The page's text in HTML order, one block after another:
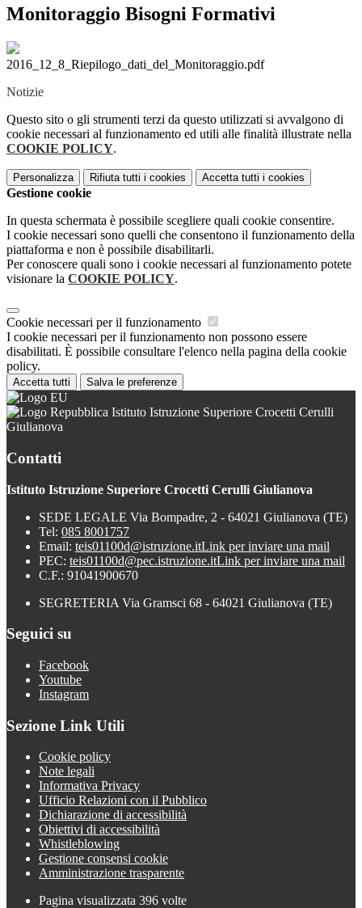
Monitoraggio Bisogni Formativi
2016_12_8_Riepilogo_dati_del_Monitoraggio.pdf
Notizie
Questo sito o gli strumenti terzi da questo utilizzati si avvalgono di
cookie necessari al funzionamento ed utili alle finalità illustrate nella
COOKIE POLICY.
Personalizza Rifiuta tutti i cookies Accetta tutti i cookies
Gestione cookie
In questa schermata è possibile scegliere quali cookie consentire.
I cookie necessari sono quelli che consentono il funzionamento della
piattaforma e non è possibile disabilitarli.
Per conoscere quali sono i cookie necessari al funzionamento potete
visionare la COOKIE POLICY.
Cookie necessari per il funzionamento
I cookie necessari per il funzionamento non possono essere
disabilitati. È possibile consultare l'elenco nella pagina della cookie
policy.
Accetta tutti Salva le preferenze
Istituto Istruzione Superiore Crocetti Cerulli
Giulianova
Contatti
Istituto Istruzione Superiore Crocetti Cerulli Giulianova
SEDE LEGALE Via Bompadre, 2 - 64021 Giulianova (TE)
Tel: 085 8001757
Email: teis01100d@istruzione.itLink per inviare una mail
PEC: teis01100d@pec.istruzione.itLink per inviare una mail
C.F.: 91041900670
SEGRETERIA Via Gramsci 68 - 64021 Giulianova (TE)
Seguici su
Facebook
Youtube
Instagram
Sezione Link Utili
Cookie policy
Note legali
Informativa Privacy
Ufficio Relazioni con il Pubblico
Dichiarazione di accessibilità
Obiettivi di accessibilità
Whistleblowing
Gestione consensi cookie
Amministrazione trasparente
Pagina visualizzata 396 volte